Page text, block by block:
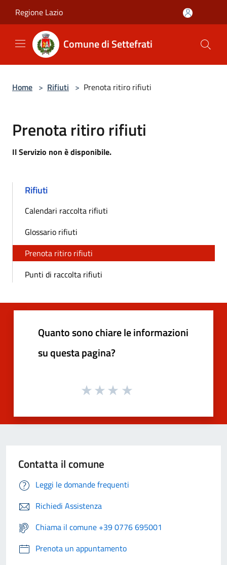
Regione Lazio
Comune di Settefrati
Home > Rifiuti > Prenota ritiro rifiuti
Prenota ritiro rifiuti
Il Servizio non è disponibile.
Rifiuti
Calendari raccolta rifiuti
Glossario rifiuti
Prenota ritiro rifiuti
Punti di raccolta rifiuti
Quanto sono chiare le informazioni
su questa pagina?
Contatta il comune
Leggi le domande frequenti
Richiedi Assistenza
Chiama il comune +39 0776 695001
Prenota un appuntamento